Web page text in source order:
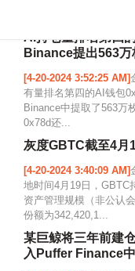
AI持仓量排名第四
Binance提出563万
[4-20-2024 3:52:25 AM]
有量排名第四的AI钱包
Binance中提取了563万
0x78d还...
灰度GBTC截至4月
[4-20-2024 3:40:09 AM]
地时间4月19日，GBTC
资产管理规模（非公认
份额为342,420,1...
某巨鲸将三年前建
入Puffer Finance中